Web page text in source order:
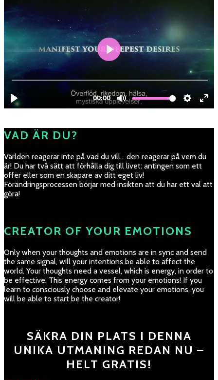
VAD ÄR DU?
Världen reagerar inte på vad du vill… den reagerar på vem du
är! Du har två sätt att förhålla dig till livet: antingen som ett
offer eller som en skapare av ditt eget liv!
Förändringsprocessen börjar med insikten att du har ett val att
göra!
CREATOR OF YOUR EMOTIONS
Only when your thoughts and emotions are in sync and send
the same signal, will your intentions be able to affect the
world. Your thoughts need a vessel, which is energy, in order to
be effective. This energy comes from your emotions! If you
learn to consciously choose and elevate your emotions, you
will be able to start be the creator!
SÄKRA DIN PLATS I DENNA
UNIKA UTMANING REDAN NU –
HELT GRATIS!